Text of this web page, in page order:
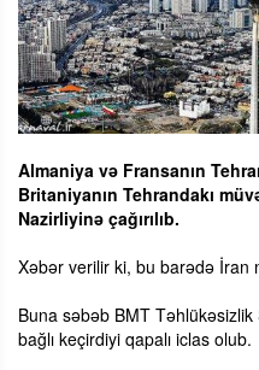
Almaniya və Fransanın
Britaniyanın Tehrandakı
Nazirliyinə çağırılıb.
Xəbər verilir ki, bu barədə İran
Buna səbəb BMT Təhlükəsizlik
bağlı keçirdiyi qapalı iclas olub.